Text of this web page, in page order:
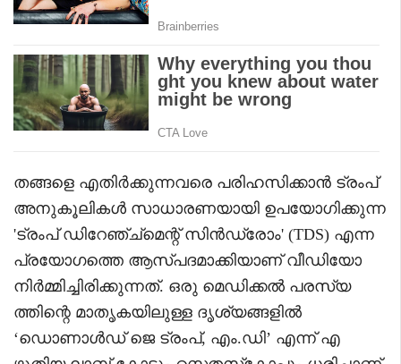
തങ്ങളെ എതിർക്കുന്നവരെ പരിഹസിക്കാൻ ട്രംപ്
അനുകൂലികൾ സാധാരണയായി ഉപയോഗിക്കുന്ന
'ട്രംപ് ഡിറേഞ്ച്മെന്റ് സിൻഡ്രോം' (TDS) എന്ന
പ്രയോഗത്തെ ആസ്പദമാക്കിയാണ് വീഡിയോ
നിർമ്മിച്ചിരിക്കുന്നത്. ഒരു മെഡിക്കൽ പരസ്യ
ത്തിന്റെ മാതൃകയിലുള്ള ദൃശ്യങ്ങളിൽ
‘ഡൊണാൾഡ് ജെ ട്രംപ്, എം.ഡി’ എന്ന് എ